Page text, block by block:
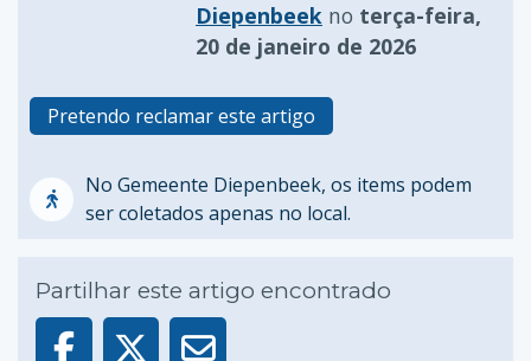
Diepenbeek no terça-feira,
20 de janeiro de 2026
Pretendo reclamar este artigo
No Gemeente Diepenbeek, os items podem
ser coletados apenas no local.
Partilhar este artigo encontrado